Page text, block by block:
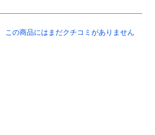
この商品にはまだクチコミがありません